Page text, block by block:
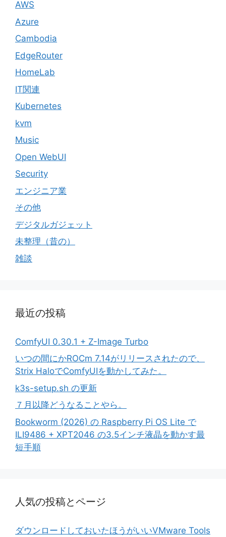
AWS
Azure
Cambodia
EdgeRouter
HomeLab
IT関連
Kubernetes
kvm
Music
Open WebUI
Security
エンジニア業
その他
デジタルガジェット
未整理（昔の）
雑談
最近の投稿
ComfyUI 0.30.1 + Z-Image Turbo
いつの間にかROCm 7.14がリリースされたので、
Strix HaloでComfyUIを動かしてみた。
k3s-setup.sh の更新
７月以降どうなることやら。
Bookworm (2026) の Raspberry Pi OS Lite で
ILI9486 + XPT2046 の3.5インチ液晶を動かす最
短手順
人気の投稿とページ
ダウンロードしておいたほうがいいVMware Tools